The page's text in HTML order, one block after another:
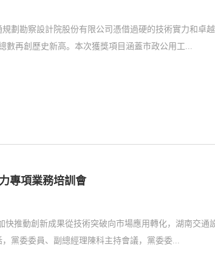
劃勘察設計院股份有限公司憑借過硬的技術實力和卓
再創歷史新高。本次獲獎項目涵蓋市政公用工...
專項業務培訓會
快推動創新成果從技術突破向市場應用轉化，湖南交通
黨委委員、副總經理陳科主持會議，黨委委...